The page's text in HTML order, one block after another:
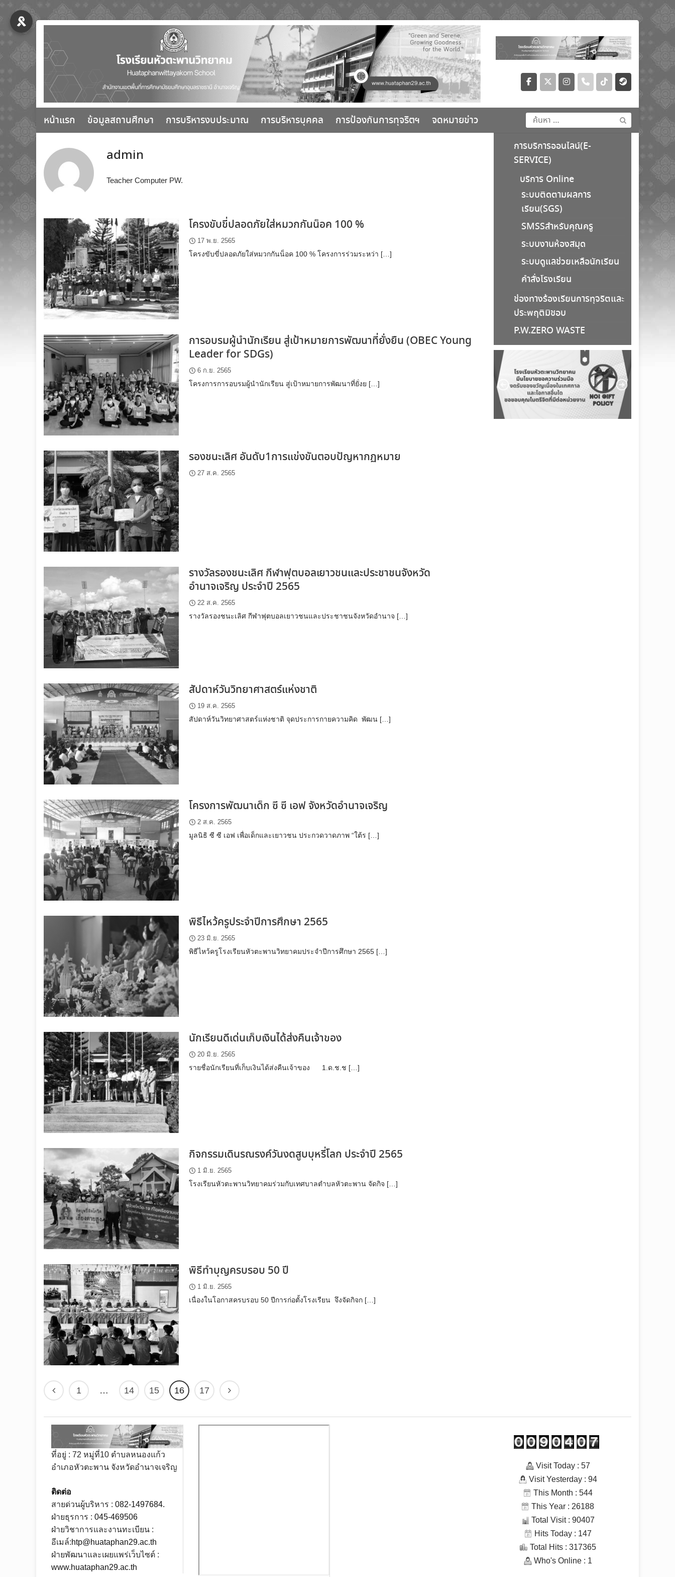
Skip
content
หน้าแรก ข้อมูลสถานศึกษา การบริหารงบประมาณ การบริหารบุคคล การป้องกันการทุจริตฯ จดหมายข่าว
ค้นหา
สำหรับ:
admin
Teacher Computer PW.
โครงขับขี่ปลอดภัยใส่หมวกกันน็อค 100 %
17 พ.ย. 2565
โครงขับขี่ปลอดภัยใส่หมวกกันน็อค 100 % โครงการร่วมระหว่า […]
การอบรมผู้นำนักเรียน สู่เป้าหมายการพัฒนาที่ยั่งยืน (OBEC Young
Leader for SDGs)
6 ก.ย. 2565
โครงการการอบรมผู้นำนักเรียน สู่เป้าหมายการพัฒนาที่ยั่งย […]
รองชนะเลิศ อันดับ1การแข่งขันตอบปัญหากฏหมาย
27 ส.ค. 2565
รางวัลรองชนะเลิศ กีฬาฟุตบอลเยาวชนและประชาชนจังหวัด
อำนาจเจริญ ประจำปี 2565
22 ส.ค. 2565
รางวัลรองชนะเลิศ กีฬาฟุตบอลเยาวชนและประชาชนจังหวัดอำนาจ […]
สัปดาห์วันวิทยาศาสตร์แห่งชาติ
19 ส.ค. 2565
สัปดาห์วันวิทยาศาสตร์แห่งชาติ จุดประการกายความคิด พัฒน […]
โครงการพัฒนาเด็ก ซี ซี เอฟ จังหวัดอำนาจเจริญ
2 ส.ค. 2565
มูลนิธิ ซี ซี เอฟ เพื่อเด็กและเยาวชน ประกวดวาดภาพ “ใต้ร […]
พิธีไหว้ครูประจำปีการศึกษา 2565
23 มิ.ย. 2565
พิธีไหว้ครูโรงเรียนหัวตะพานวิทยาคมประจำปีการศึกษา 2565 […]
นักเรียนดีเด่นเก็บเงินได้ส่งคืนเจ้าของ
20 มิ.ย. 2565
รายชื่อนักเรียนที่เก็บเงินได้ส่งคืนเจ้าของ 1.ด.ช.ช […]
กิจกรรมเดินรณรงค์วันงดสูบบุหรี่โลก ประจำปี 2565
1 มิ.ย. 2565
โรงเรียนหัวตะพานวิทยาคมร่วมกับเทศบาลตำบลหัวตะพาน จัดกิจ […]
พิธีทำบุญครบรอบ 50 ปี
1 มิ.ย. 2565
เนื่องในโอกาสครบรอบ 50 ปีการก่อตั้งโรงเรียน จึงจัดกิจก […]
1 … 14 15 16 17
การบริการออนไลน์(E-
SERVICE)
บริการ Online
ระบบติดตามผลการ
เรียน(SGS)
SMSSสำหรับคุณครู
ระบบงานห้องสมุด
ระบบดูแลช่วยเหลือนักเรียน
คำสั่งโรงเรียน
ช่องทางร้องเรียนการทุจริตและ
ประพฤติมิชอบ
P.W.ZERO WASTE
ที่อยู่ : 72 หมู่ที่10 ตำบลหนองแก้ว
อำเภอหัวตะพาน จังหวัดอำนาจเจริญ
ติดต่อ
สายด่วนผู้บริหาร : 082-1497684.
ฝ่ายธุรการ : 045-469506
ฝ่ายวิชาการและงานทะเบียน :
อีเมล์:htp@huataphan29.ac.th
ฝ่ายพัฒนาและเผยแพร่เว็บไซต์ :
www.huataphan29.ac.th
Visit Today : 57
Visit Yesterday : 94
This Month : 544
This Year : 26188
Total Visit : 90407
Hits Today : 147
Total Hits : 317365
Who's Online : 1